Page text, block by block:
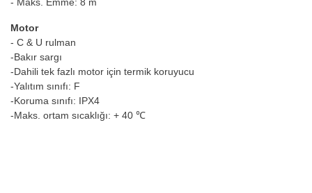
Motor
- C & U rulman
-Bakır sargı
-Dahili tek fazlı motor için termik koruyucu
-Yalıtım sınıfı: F
-Koruma sınıfı: IPX4
-Maks. ortam sıcaklığı: + 40 ℃